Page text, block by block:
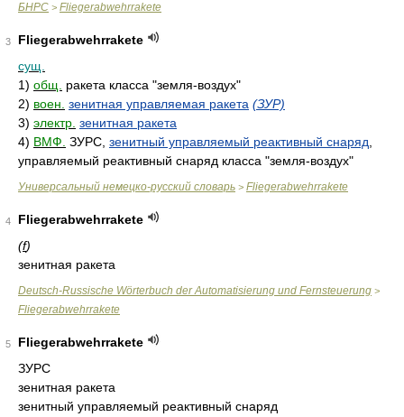
БНРС > Fliegerabwehrrakete
3
Fliegerabwehrrakete
сущ.
1) общ.
ракета класса "земля-воздух"
2) воен. зенитная управляемая ракета (ЗУР)
3) электр. зенитная ракета
4) ВМФ. ЗУРС, зенитный управляемый реактивный снаряд
управляемый реактивный снаряд класса "земля-воздух"
Универсальный немецко-русский словарь > Fliegerabwehrrakete
4
Fliegerabwehrrakete
(f)
зенитная ракета
Deutsch-Russische Wörterbuch der Automatisierung und Fernsteuerung >
Fliegerabwehrrakete
5
Fliegerabwehrrakete
ЗУРС
зенитная ракета
зенитный управляемый реактивный снаряд